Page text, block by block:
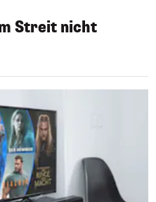
Streit nicht